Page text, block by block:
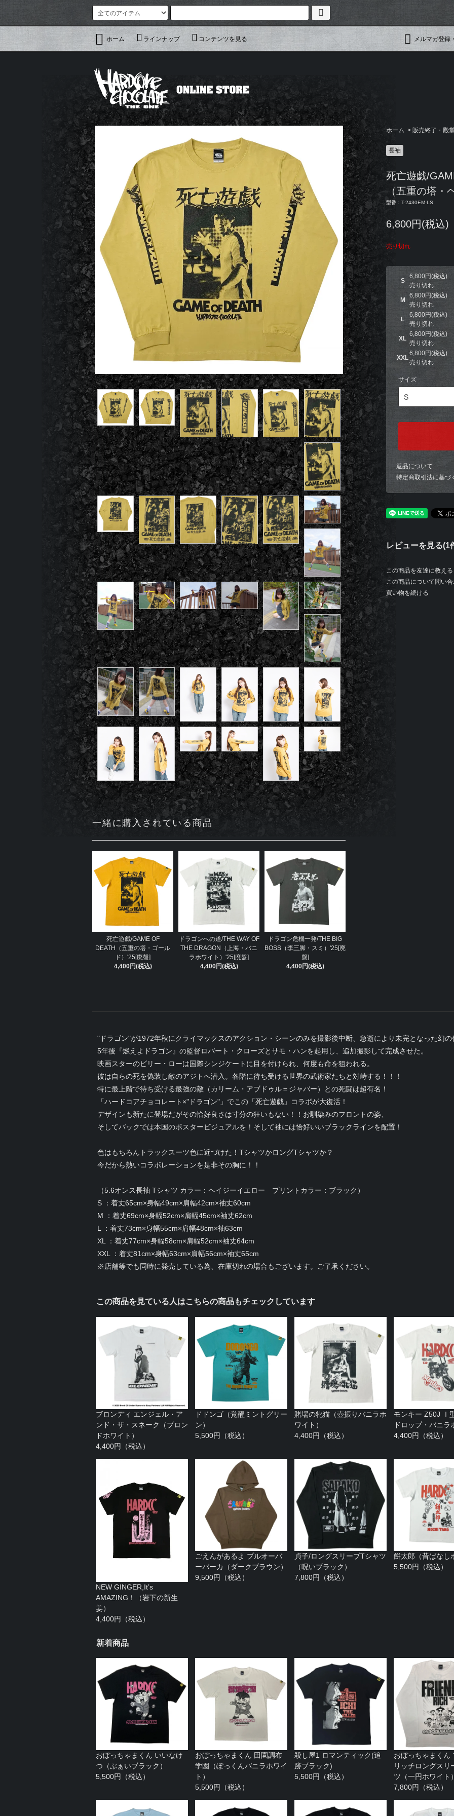
ホーム ラインナップ コンテンツを見る メルマガ登録
一緒に購入されている商品
死亡遊戯/GAME OF
DEATH（五重の塔・ゴール
ド）'25[廃盤]
4,400円(税込)
ドラゴンへの道/THE WAY OF
THE DRAGON（上海・バニ
ラホワイト）'25[廃盤]
4,400円(税込)
ドラゴン危機一発/THE BIG
BOSS（李三脚・スミ）'25[廃
盤]
4,400円(税込)
ホーム > 販売終了・殿
長袖
死亡遊戯/
（五重の塔・
型番：T-2430EM-LS
6,800円(税込)
売り切れ
S
6,800円(税込)
売り切れ
M
6,800円(税込)
売り切れ
L
6,800円(税込)
売り切れ
XL
6,800円(税込)
売り切れ
XXL
6,800円(税込)
売り切れ
サイズ
返品について
特定商取引法に基づ
レビューを見る(1
この商品を友達に教える
この商品について問い
買い物を続ける
"ドラゴン"が1972年秋にクライマックスのアクション・シーンのみを撮影後中断、急逝により未完となった幻の
5年後『燃えよドラゴン』の監督ロバート・クローズとサモ・ハンを起用し、追加撮影して完成させた。
映画スターのビリー・ローは国際シンジケートに目を付けられ、何度も命を狙われる。
彼は自らの死を偽装し敵のアジトへ潜入。各階に待ち受ける世界の武術家たちと対峙する！！！
特に最上階で待ち受ける最強の敵（カリーム・アブドゥル＝ジャバー）との死闘は超有名！
「ハードコアチョコレート×"ドラゴン"」でこの「死亡遊戯」コラボが大復活！
デザインも新たに登場だがその恰好良さは寸分の狂いもない！！お馴染みのフロントの姿、
そしてバックでは本国のポスタービジュアルを！そして袖には恰好いいブラックラインを配置！
色はもちろんトラックスーツ色に近づけた！TシャツかロングTシャツか？
今だから熱いコラボレーションを是非その胸に！！
（5.6オンス長袖 Tシャツ カラー：ヘイジーイエロー プリントカラー：ブラック）
S ：着丈65cm×身幅49cm×肩幅42cm×袖丈60cm
M ：着丈69cm×身幅52cm×肩幅45cm×袖丈62cm
L ：着丈73cm×身幅55cm×肩幅48cm×袖63cm
XL ：着丈77cm×身幅58cm×肩幅52cm×袖丈64cm
XXL ：着丈81cm×身幅63cm×肩幅56cm×袖丈65cm
※店舗等でも同時に発売している為、在庫切れの場合もございます。ご了承ください。
この商品を見ている人はこちらの商品もチェックしています
ブロンディ エンジェル・ア
ンド・ザ・スネーク（ブロン
ドホワイト）
4,400円（税込）
ドドンゴ（覚醒ミントグリー
ン）
5,500円（税込）
賭場の牝猫（壺振りバニラホ
ワイト）
4,400円（税込）
モンキー Z50J Ⅰ
ドロップ・バニラ
4,400円（税込）
NEW GINGER,It’s
AMAZING！（岩下の新生
姜）
4,400円（税込）
ごえんがあるよ プルオーバ
ーパーカ（ダークブラウン）
9,500円（税込）
貞子/ロングスリーブTシャツ
（呪いブラック）
7,800円（税込）
餅太郎（昔ばなし
5,500円（税込）
新着商品
おぼっちゃまくん いいなけ
つ（ぶぁいブラック）
5,500円（税込）
おぼっちゃまくん 田園調布
学園（ぽっくんバニラホワイ
ト）
5,500円（税込）
殺し屋1 ロマンティック(追
跡ブラック)
5,500円（税込）
おぼっちゃまくん
リッチロングスリ
ツ（一円ホワイト）
7,800円（税込）